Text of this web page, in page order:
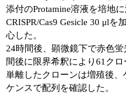
遺伝子検査ガイド（食品
NGSポータルサイト
幹細胞・再生医療研究ガイ
クローニング実験ガイド
添付のProtamine溶液を培地
CRISPR/Cas9 Gesicle 30 μl
心した。
24時間後、顕微鏡下で赤色
間後に限界希釈により61クロ
単離したクローンは増殖後
ケンスで配列を確認した。